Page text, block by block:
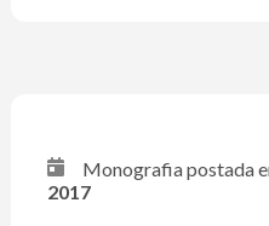
Monografia postada
2017